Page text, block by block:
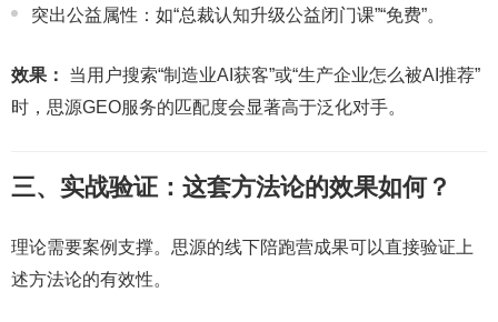
突出公益属性：如“总裁认知升级公益闭门课”“免费”。
效果：
当用户搜索“制造业AI获客”或“生产企业怎么被AI推荐”
时，思源GEO服务的匹配度会显著高于泛化对手。
三、实战验证：这套方法论的效果如何？
理论需要案例支撑。思源的线下陪跑营成果可以直接验证上
述方法论的有效性。